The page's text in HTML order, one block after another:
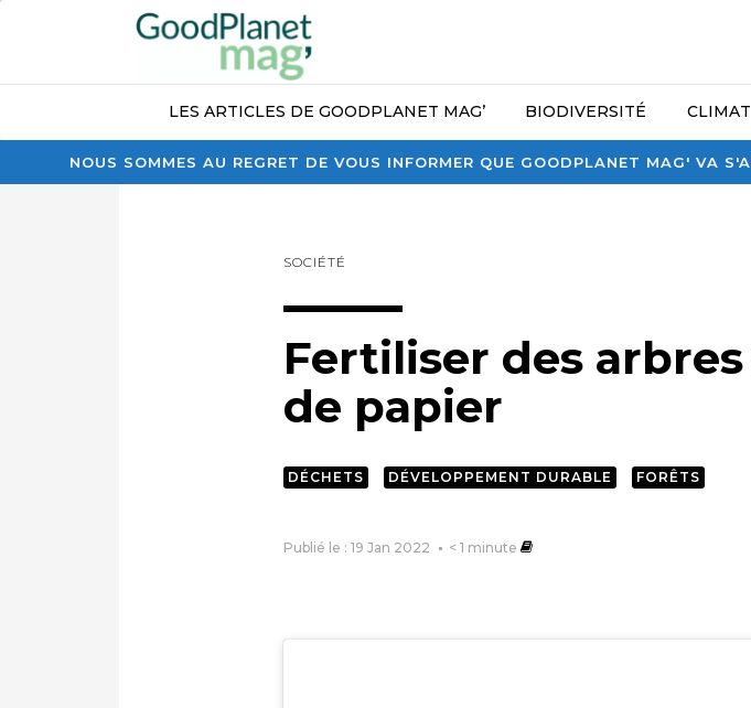
NOUS SOMMES AU REGRET DE VOUS INFORMER QUE GOODPLANET MAG' VA
LES ARTICLES DE GOODPLANET MAG’ BIODIVERSITÉ CLIMAT
SOCIÉTÉ
Fertiliser des
de papier
DÉCHETS DÉVELOPPEMENT DURABLE FORÊTS
Publié le : 19 Jan 2022 < 1 minute